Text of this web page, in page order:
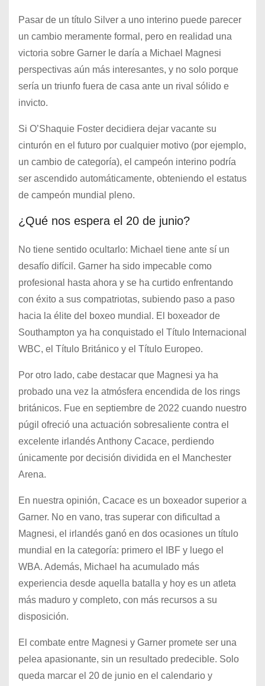
Pasar de un título Silver a uno interino puede parecer
un cambio meramente formal, pero en realidad una
victoria sobre Garner le daría a Michael Magnesi
perspectivas aún más interesantes, y no solo porque
sería un triunfo fuera de casa ante un rival sólido e
invicto.
Si O’Shaquie Foster decidiera dejar vacante su
cinturón en el futuro por cualquier motivo (por ejemplo,
un cambio de categoría), el campeón interino podría
ser ascendido automáticamente, obteniendo el estatus
de campeón mundial pleno.
¿Qué nos espera el 20 de junio?
No tiene sentido ocultarlo: Michael tiene ante sí un
desafío difícil. Garner ha sido impecable como
profesional hasta ahora y se ha curtido enfrentando
con éxito a sus compatriotas, subiendo paso a paso
hacia la élite del boxeo mundial. El boxeador de
Southampton ya ha conquistado el Título Internacional
WBC, el Título Británico y el Título Europeo.
Por otro lado, cabe destacar que Magnesi ya ha
probado una vez la atmósfera encendida de los rings
británicos. Fue en septiembre de 2022 cuando nuestro
púgil ofreció una actuación sobresaliente contra el
excelente irlandés Anthony Cacace, perdiendo
únicamente por decisión dividida en el Manchester
Arena.
En nuestra opinión, Cacace es un boxeador superior a
Garner. No en vano, tras superar con dificultad a
Magnesi, el irlandés ganó en dos ocasiones un título
mundial en la categoría: primero el IBF y luego el
WBA. Además, Michael ha acumulado más
experiencia desde aquella batalla y hoy es un atleta
más maduro y completo, con más recursos a su
disposición.
El combate entre Magnesi y Garner promete ser una
pelea apasionante, sin un resultado predecible. Solo
queda marcar el 20 de junio en el calendario y